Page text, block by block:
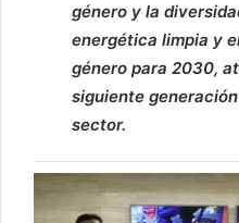
género y la
energética limpia y
género para 2030,
siguiente
sector.